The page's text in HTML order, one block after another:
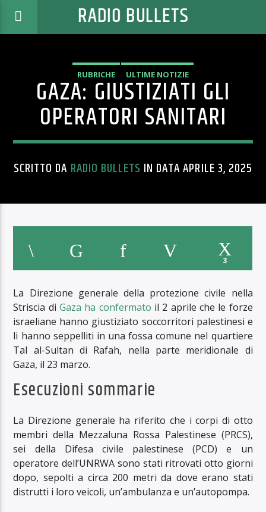
RADIO BULLETS
RUBRICHE ULTIME NOTIZIE
GAZA: GIUSTIZIATI GLI
OPERATORI SANITARI
SCRITTO DA RADIO BULLETS IN DATA APRILE 3, 2025
3
La Direzione generale della protezione civile nella
Striscia diGaza ha confermato il 2 aprile che le forze
israeliane hanno giustiziato soccorritori palestinesi e
li hanno seppelliti in una fossa comune nel quartiere
Tal al-Sultan di Rafah, nella parte meridionale di
Gaza, il 23 marzo.
Esecuzioni sommarie
La Direzione generale ha riferito che i corpi di otto
membri della Mezzaluna Rossa Palestinese (PRCS),
sei della Difesa civile palestinese (PCD) e un
operatore dell’UNRWA sono stati ritrovati otto giorni
dopo, sepolti a circa 200 metri da dove erano stati
distrutti i loro veicoli, un’ambulanza e un’autopompa.